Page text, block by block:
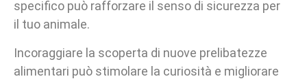
specifico può rafforzare il senso di sicurezza per
il tuo animale.
Incoraggiare la scoperta di nuove prelibatezze
alimentari può stimolare la curiosità e migliorare